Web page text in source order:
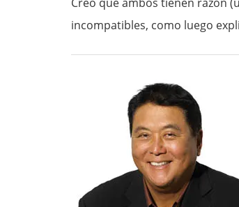
incompatibles, como luego